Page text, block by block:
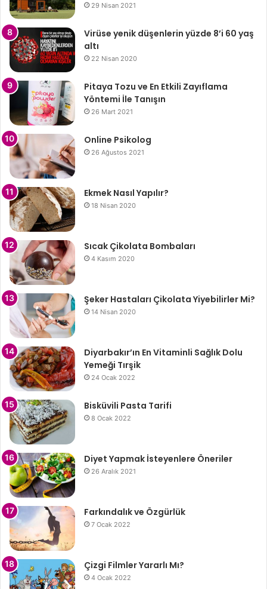
29 Nisan 2021
Virüse yenik düşenlerin yüzde 8’i 60 yaş
altı
22 Nisan 2020
Pitaya Tozu ve En Etkili Zayıflama
Yöntemi İle Tanışın
26 Mart 2021
Online Psikolog
26 Ağustos 2021
Ekmek Nasıl Yapılır?
18 Nisan 2020
Sıcak Çikolata Bombaları
4 Kasım 2020
Şeker Hastaları Çikolata Yiyebilirler Mi?
14 Nisan 2020
Diyarbakır’ın En Vitaminli Sağlık Dolu
Yemeği Tırşik
24 Ocak 2022
Bisküvili Pasta Tarifi
8 Ocak 2022
Diyet Yapmak İsteyenlere Öneriler
26 Aralık 2021
Farkındalık ve Özgürlük
7 Ocak 2022
Çizgi Filmler Yararlı Mı?
4 Ocak 2022